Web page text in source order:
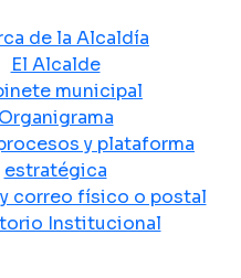
de la Alcaldía
El Alcalde
municipal
Organigrama
y plataforma
estratégica
correo físico o postal
Institucional